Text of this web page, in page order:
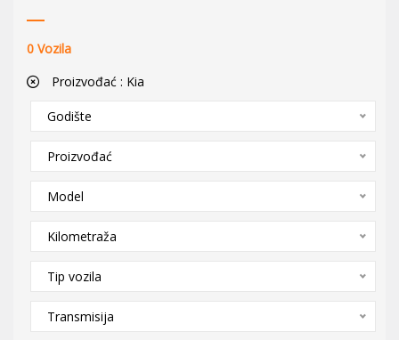
0 Vozila
Proizvođać : Kia
Godište
Proizvođać
Model
Kilometraža
Tip vozila
Transmisija